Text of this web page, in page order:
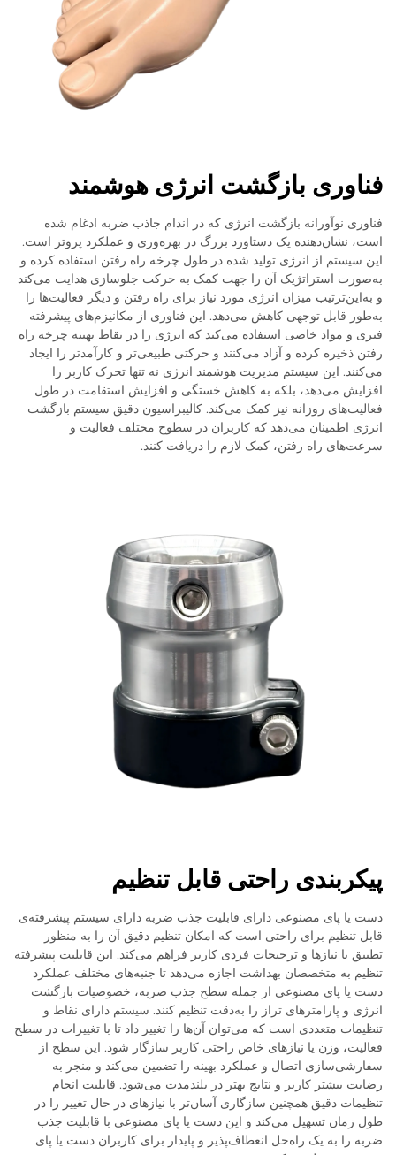
فناوری بازگشت انرژی هوشمند
فناوری نوآورانه بازگشت انرژی که در اندام جاذب ضربه ادغام شده
است، نشان‌دهنده یک دستاورد بزرگ در بهره‌وری و عملکرد پروتز است.
این سیستم از انرژی تولید شده در طول چرخه راه رفتن استفاده کرده و
به‌صورت استراتژیک آن را جهت کمک به حرکت جلوسازی هدایت می‌کند
و به‌این‌ترتیب میزان انرژی مورد نیاز برای راه رفتن و دیگر فعالیت‌ها را
به‌طور قابل توجهی کاهش می‌دهد. این فناوری از مکانیزم‌های پیشرفته
فنری و مواد خاصی استفاده می‌کند که انرژی را در نقاط بهینه چرخه راه
رفتن ذخیره کرده و آزاد می‌کنند و حرکتی طبیعی‌تر و کارآمدتر را ایجاد
می‌کنند. این سیستم مدیریت هوشمند انرژی نه تنها تحرک کاربر را
افزایش می‌دهد، بلکه به کاهش خستگی و افزایش استقامت در طول
فعالیت‌های روزانه نیز کمک می‌کند. کالیبراسیون دقیق سیستم بازگشت
انرژی اطمینان می‌دهد که کاربران در سطوح مختلف فعالیت و
سرعت‌های راه رفتن، کمک لازم را دریافت کنند.
پیکربندی راحتی قابل تنظیم
دست یا پای مصنوعی دارای قابلیت جذب ضربه دارای سیستم پیشرفته‌ی
قابل تنظیم برای راحتی است که امکان تنظیم دقیق آن را به منظور
تطبیق با نیازها و ترجیحات فردی کاربر فراهم می‌کند. این قابلیت پیشرفته
تنظیم به متخصصان بهداشت اجازه می‌دهد تا جنبه‌های مختلف عملکرد
دست یا پای مصنوعی از جمله سطح جذب ضربه، خصوصیات بازگشت
انرژی و پارامترهای تراز را به‌دقت تنظیم کنند. سیستم دارای نقاط و
تنظیمات متعددی است که می‌توان آن‌ها را تغییر داد تا با تغییرات در سطح
فعالیت، وزن یا نیازهای خاص راحتی کاربر سازگار شود. این سطح از
سفارشی‌سازی اتصال و عملکرد بهینه را تضمین می‌کند و منجر به
رضایت بیشتر کاربر و نتایج بهتر در بلندمدت می‌شود. قابلیت انجام
تنظیمات دقیق همچنین سازگاری آسان‌تر با نیازهای در حال تغییر را در
طول زمان تسهیل می‌کند و این دست یا پای مصنوعی با قابلیت جذب
ضربه را به یک راه‌حل انعطاف‌پذیر و پایدار برای کاربران دست یا پای